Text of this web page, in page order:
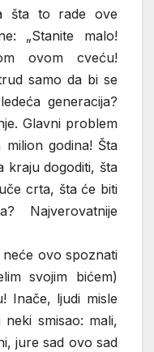
šta to rade ove
„Stanite malo!
ovom cveću!
samo da bi se
generacija?
Glavni problem
godina! Šta
kraju dogoditi, šta
crta, šta će biti
Najverovatnije
ovo spoznati
svojim bićem)
Inače, ljudi misle
smisao: mali,
jure sad ovo sad